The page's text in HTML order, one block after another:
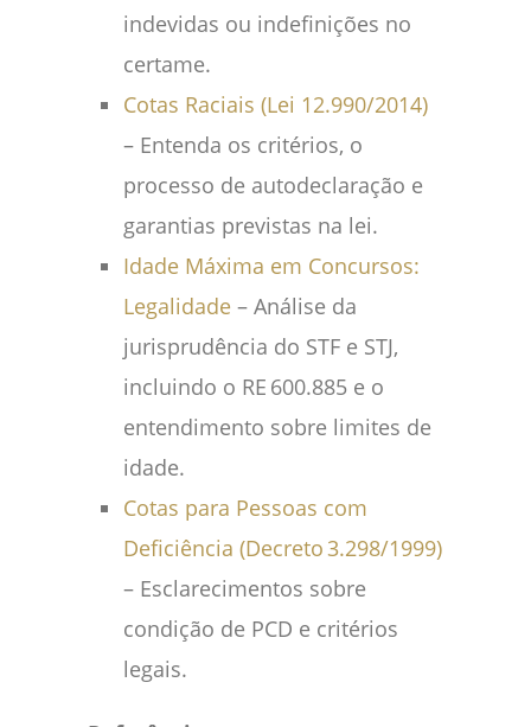
indevidas ou indefinições no
certame.
Cotas Raciais (Lei 12.990/2014)
– Entenda os critérios, o
processo de autodeclaração e
garantias previstas na lei.
Idade Máxima em Concursos:
Legalidade – Análise da
jurisprudência do STF e STJ,
incluindo o RE 600.885 e o
entendimento sobre limites de
idade.
Cotas para Pessoas com
Deficiência (Decreto 3.298/1999)
– Esclarecimentos sobre
condição de PCD e critérios
legais.